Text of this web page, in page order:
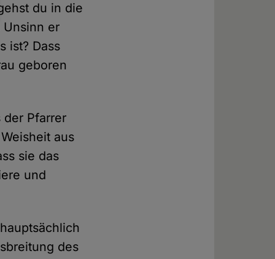
du in die
er
ist? Dass
geboren
der Pfarrer
aus
sie das
und
des